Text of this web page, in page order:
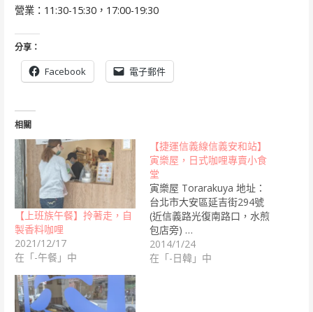
營業：11:30-15:30，17:00-19:30
分享：
Facebook 電子郵件
相關
【上班族午餐】拎著走，自
製香料咖哩
2021/12/17
在「-午餐」中
【捷運信義線信義安和站】
寅樂屋，日式咖哩專賣小食
堂
寅樂屋 Torarakuya 地址：
台北市大安區延吉街294號
(近信義路光復南路口，水煎
包店旁) …
2014/1/24
在「-日韓」中